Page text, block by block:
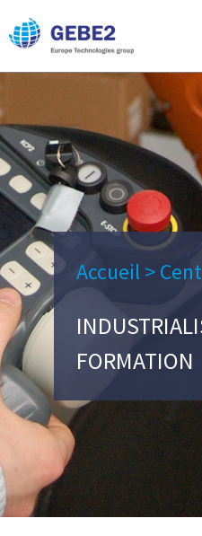
Accueil>
FORMATION